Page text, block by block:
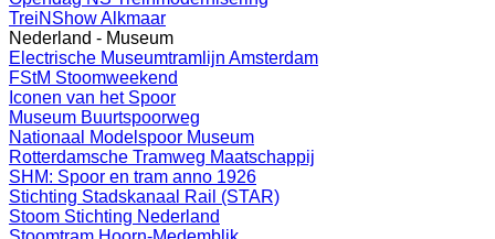
TreiNShow Alkmaar
Nederland - Museum
Electrische Museumtramlijn Amsterdam
FStM Stoomweekend
Iconen van het Spoor
Museum Buurtspoorweg
Nationaal Modelspoor Museum
Rotterdamsche Tramweg Maatschappij
SHM: Spoor en tram anno 1926
Stichting Stadskanaal Rail (STAR)
Stoom Stichting Nederland